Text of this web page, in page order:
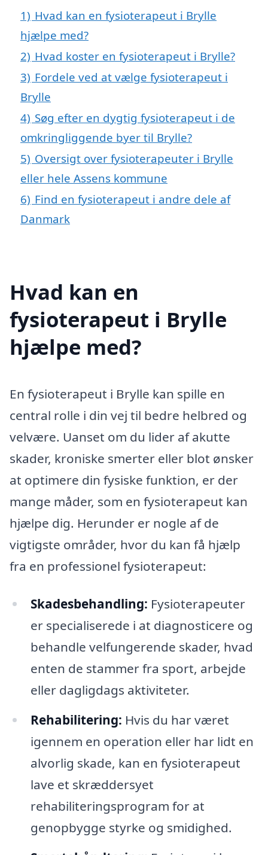
1) Hvad kan en fysioterapeut i Brylle
hjælpe med?
2) Hvad koster en fysioterapeut i Brylle?
3) Fordele ved at vælge fysioterapeut i
Brylle
4) Søg efter en dygtig fysioterapeut i de
omkringliggende byer til Brylle?
5) Oversigt over fysioterapeuter i Brylle
eller hele Assens kommune
6) Find en fysioterapeut i andre dele af
Danmark
Hvad kan en
fysioterapeut i Brylle
hjælpe med?
En fysioterapeut i Brylle kan spille en
central rolle i din vej til bedre helbred og
velvære. Uanset om du lider af akutte
skader, kroniske smerter eller blot ønsker
at optimere din fysiske funktion, er der
mange måder, som en fysioterapeut kan
hjælpe dig. Herunder er nogle af de
vigtigste områder, hvor du kan få hjælp
fra en professionel fysioterapeut:
Skadesbehandling: Fysioterapeuter
er specialiserede i at diagnosticere og
behandle velfungerende skader, hvad
enten de stammer fra sport, arbejde
eller dagligdags aktiviteter.
Rehabilitering: Hvis du har været
igennem en operation eller har lidt en
alvorlig skade, kan en fysioterapeut
lave et skræddersyet
rehabiliteringsprogram for at
genopbygge styrke og smidighed.